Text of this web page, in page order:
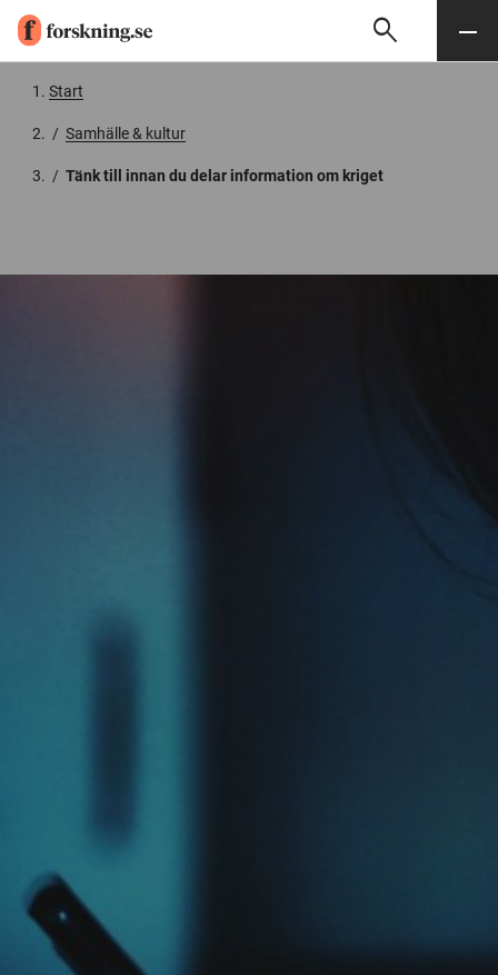
Söksearch Meny
Start
/ Samhälle & kultur
/ Tänk till innan du delar information om kriget